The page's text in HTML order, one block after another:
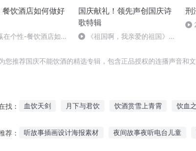
餐饮酒店如何做好
在个性-餐饮酒店如何
国庆献礼！领先声创国庆诗
歌特辑
《祖国啊，我亲爱的祖国》温
刑
您推荐国庆不能饮酒的精选专辑，包含正品授权的连播声音和
找： 血饮天剑 月下与君饮 饮酒赏雪上青霄 饮血
荐： 听故事插画设计海报素材 夜间故事夜听电台儿童